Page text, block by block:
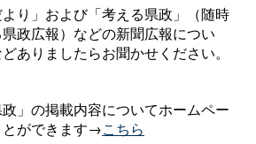
り」および「考える県政」（随時
政広報）などの新聞広報につい
ありましたらお聞かせください。
政」の掲載内容についてホームペー
とができます→こちら